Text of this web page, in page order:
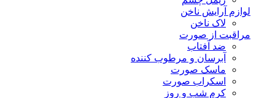
لوازم آرایش ناخن
لاک ناخن
مراقبت از صورت
ضد آفتاب
آبرسان و مرطوب کننده
ماسک صورت
اسکراب صورت
کرم شب و روز